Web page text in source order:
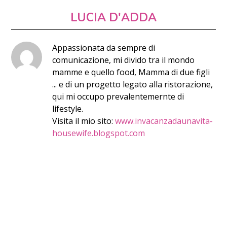
LUCIA D'ADDA
Appassionata da sempre di
comunicazione, mi divido tra il mondo
mamme e quello food, Mamma di due figli
... e di un progetto legato alla ristorazione,
qui mi occupo prevalentemernte di
lifestyle.
Visita il mio sito:www.invacanzadaunavita-
housewife.blogspot.com